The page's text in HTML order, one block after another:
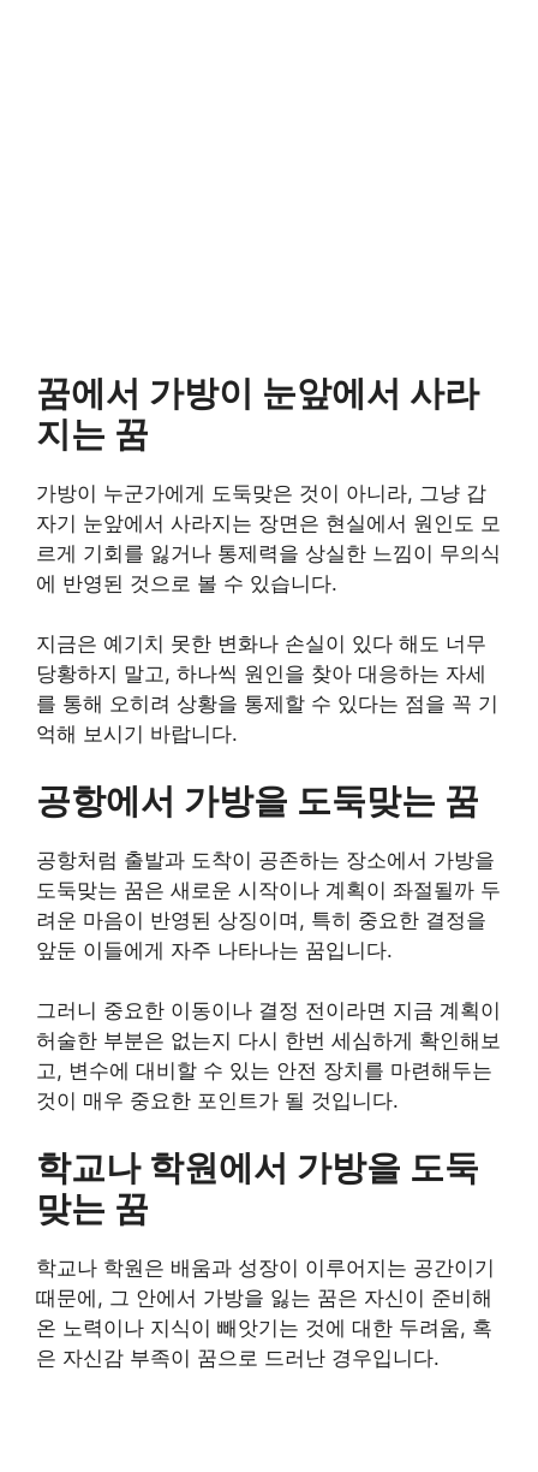
꿈에서 가방이 눈앞에서 사라
지는 꿈
가방이 누군가에게 도둑맞은 것이 아니라, 그냥 갑
자기 눈앞에서 사라지는 장면은 현실에서 원인도 모
르게 기회를 잃거나 통제력을 상실한 느낌이 무의식
에 반영된 것으로 볼 수 있습니다.
지금은 예기치 못한 변화나 손실이 있다 해도 너무
당황하지 말고, 하나씩 원인을 찾아 대응하는 자세
를 통해 오히려 상황을 통제할 수 있다는 점을 꼭 기
억해 보시기 바랍니다.
공항에서 가방을 도둑맞는 꿈
공항처럼 출발과 도착이 공존하는 장소에서 가방을
도둑맞는 꿈은 새로운 시작이나 계획이 좌절될까 두
려운 마음이 반영된 상징이며, 특히 중요한 결정을
앞둔 이들에게 자주 나타나는 꿈입니다.
그러니 중요한 이동이나 결정 전이라면 지금 계획이
허술한 부분은 없는지 다시 한번 세심하게 확인해보
고, 변수에 대비할 수 있는 안전 장치를 마련해두는
것이 매우 중요한 포인트가 될 것입니다.
학교나 학원에서 가방을 도둑
맞는 꿈
학교나 학원은 배움과 성장이 이루어지는 공간이기
때문에, 그 안에서 가방을 잃는 꿈은 자신이 준비해
온 노력이나 지식이 빼앗기는 것에 대한 두려움, 혹
은 자신감 부족이 꿈으로 드러난 경우입니다.